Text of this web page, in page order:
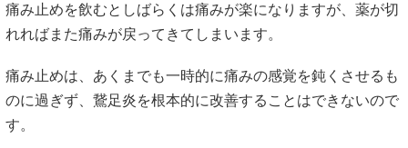
痛み止めを飲むとしばらくは痛みが楽になりますが、薬が切
れればまた痛みが戻ってきてしまいます。
痛み止めは、あくまでも一時的に痛みの感覚を鈍くさせるも
のに過ぎず、鵞足炎を根本的に改善することはできないので
す。